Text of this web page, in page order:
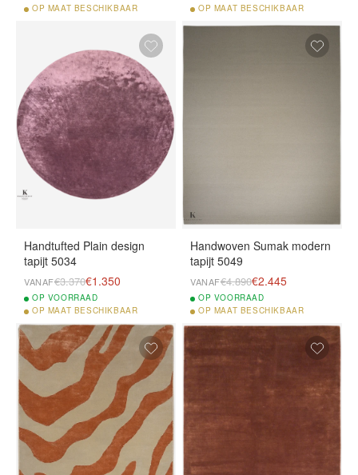
OP MAAT BESCHIKBAAR
OP MAAT BESCHIKBAAR
Handtufted Plain design
tapijt 5034
VANAF€3.370€1.350
OP VOORRAAD
OP MAAT BESCHIKBAAR
Handwoven Sumak modern
tapijt 5049
VANAF€4.890€2.445
OP VOORRAAD
OP MAAT BESCHIKBAAR